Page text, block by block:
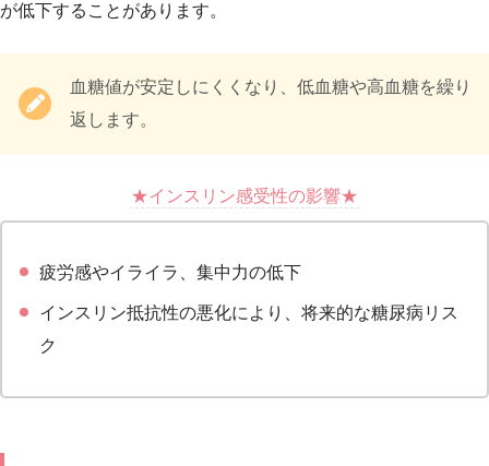
が低下することがあります。
血糖値が安定しにくくなり、低血糖や高血糖を繰り
返します。
★インスリン感受性の影響★
疲労感やイライラ、集中力の低下
インスリン抵抗性の悪化により、将来的な糖尿病リス
ク